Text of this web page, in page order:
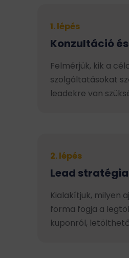
Konzultáció
1. lépés
Felmérjük, kik a
szolgáltatásokat
leadekre van
Lead
2. lépés
Kialakítjuk, milyen
forma fogja a
kuponról,